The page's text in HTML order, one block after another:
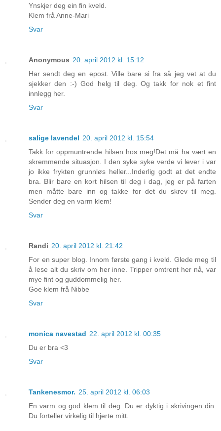
Ynskjer deg ein fin kveld.
Klem frå Anne-Mari
Svar
Anonymous 20. april 2012 kl. 15:12
Har sendt deg en epost. Ville bare si fra så jeg vet at du
sjekker den :-) God helg til deg. Og takk for nok et fint
innlegg her.
Svar
salige lavendel 20. april 2012 kl. 15:54
Takk for oppmuntrende hilsen hos meg!Det må ha vært en
skremmende situasjon. I den syke syke verde vi lever i var
jo ikke frykten grunnløs heller...Inderlig godt at det endte
bra. Blir bare en kort hilsen til deg i dag, jeg er på farten
men måtte bare inn og takke for det du skrev til meg.
Sender deg en varm klem!
Svar
Randi 20. april 2012 kl. 21:42
For en super blog. Innom første gang i kveld. Glede meg til
å lese alt du skriv om her inne. Tripper omtrent her nå, var
mye fint og guddommelig her.
Goe klem frå Nibbe
Svar
monica navestad 22. april 2012 kl. 00:35
Du er bra <3
Svar
Tankenesmor. 25. april 2012 kl. 06:03
En varm og god klem til deg. Du er dyktig i skrivingen din.
Du forteller virkelig til hjerte mitt.